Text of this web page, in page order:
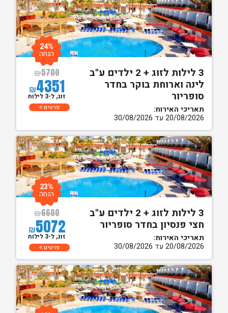
3 לילות לזוג + 2 ילדים ע"ב
לינה וארוחת בוקר בחדר
סופריור
תאריכי האירוח:
20/08/2026 עד 30/08/2026
₪5700
₪4351
24%
הנחה
זוג, ל-3 לילות
פרטים
3 לילות לזוג + 2 ילדים ע"ב
חצי פנסיון בחדר סופריור
תאריכי האירוח:
20/08/2026 עד 30/08/2026
₪6600
₪5072
23%
הנחה
זוג, ל-3 לילות
פרטים